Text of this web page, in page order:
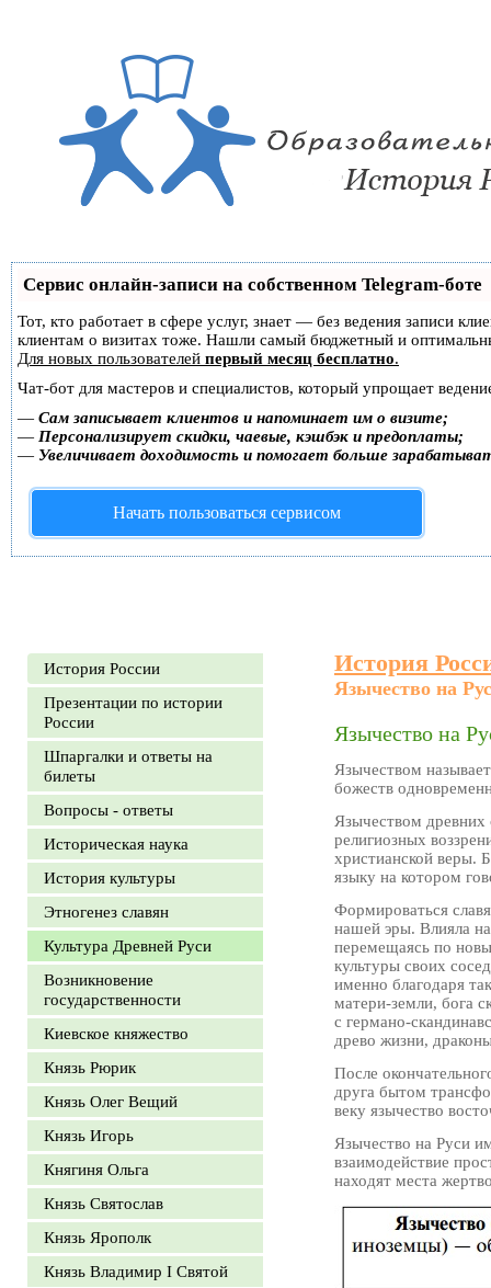
Сервис онлайн-записи на собственном Telegram-боте
Тот, кто работает в сфере услуг, знает — без ведения записи
клиентам о визитах тоже. Нашли самый бюджетный и
Для новых пользователей первый месяц бесплатно.
Чат-бот для мастеров и специалистов, который упрощает
— Сам записывает клиентов и напоминает им о визите;
— Персонализирует скидки, чаевые, кэшбэк и предоплаты;
— Увеличивает доходимость и помогает больше
Начать пользоваться сервисом
История России
Презентации по истории
России
Шпаргалки и ответы на
билеты
Вопросы - ответы
Историческая наука
История культуры
Этногенез славян
Культура Древней Руси
Возникновение
государственности
Киевское княжество
Князь Рюрик
Князь Олег Вещий
Князь Игорь
Княгиня Ольга
Князь Святослав
Князь Ярополк
Князь Владимир I Святой
История
Язычество на
Язычество на
Язычеством
божеств
Язычеством древних
религиозных
христианской веры.
языку на котором
Формироваться
нашей эры. Влияла на
перемещаясь по
культуры своих
именно благодаря
матери-земли, бога
с германо-
древо жизни,
После
друга бытом
веку язычество
Язычество на Руси
взаимодействие
находят места